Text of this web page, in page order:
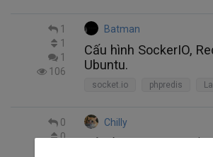
1
1
1
106
Batman
Cấu hình SockerIO,
Ubuntu.
socket.io phpredis
0
0
Chilly